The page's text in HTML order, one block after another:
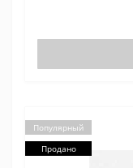
Популярный
Продано